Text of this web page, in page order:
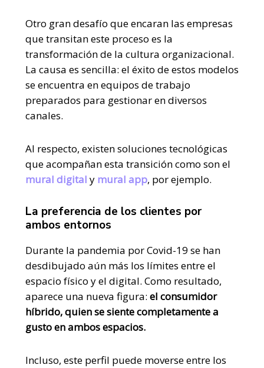
Otro gran desafío que encaran las empresas
que transitan este proceso es la
transformación de la cultura organizacional.
La causa es sencilla: el éxito de estos modelos
se encuentra en equipos de trabajo
preparados para gestionar en diversos
canales.
Al respecto, existen soluciones tecnológicas
que acompañan esta transición como son el
mural digital y mural app, por ejemplo.
La preferencia de los clientes por
ambos entornos
Durante la pandemia por Covid-19 se han
desdibujado aún más los límites entre el
espacio físico y el digital. Como resultado,
aparece una nueva figura: el consumidor
híbrido, quien se siente completamente a
gusto en ambos espacios.
Incluso, este perfil puede moverse entre los